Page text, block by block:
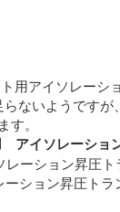
用アイソレーシ
ないようですが、
アイソレーショ
ション昇圧トラ